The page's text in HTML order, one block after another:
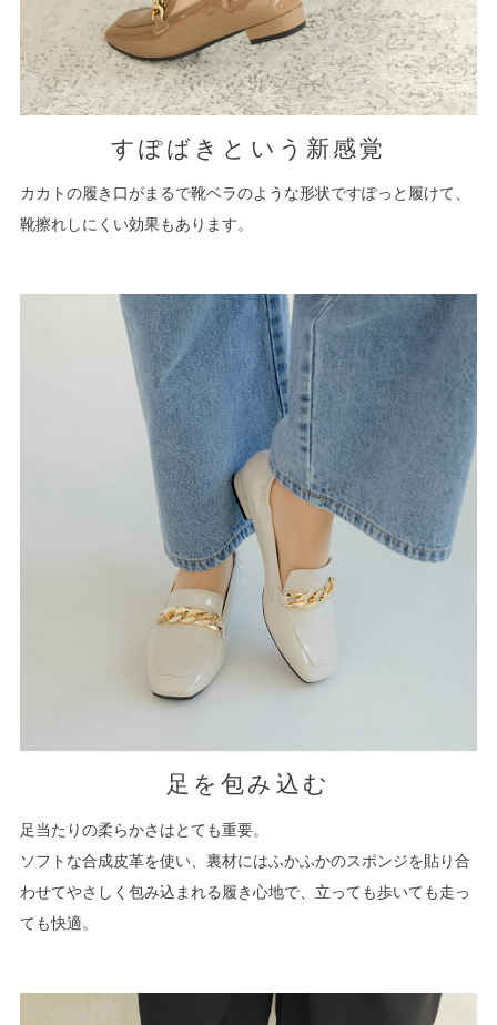
すぽばきという新感覚
カカトの履き口がまるで靴ベラのような形状ですぽっと履けて、
靴擦れしにくい効果もあります。
足を包み込む
足当たりの柔らかさはとても重要。
ソフトな合成皮革を使い、裏材にはふかふかのスポンジを貼り合
わせてやさしく包み込まれる履き心地で、立っても歩いても走っ
ても快適。